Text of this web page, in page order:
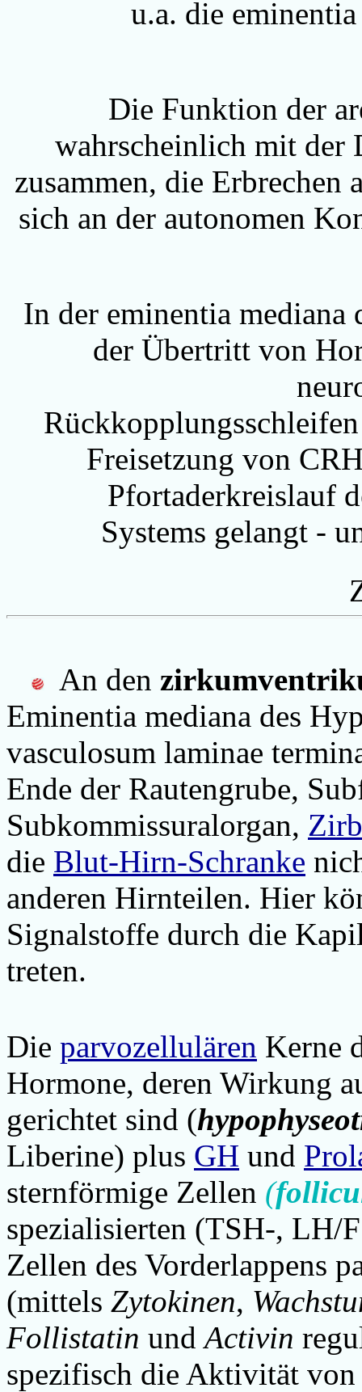
u.a. die
Die Funktion der
wahrscheinlich mit
zusammen, die Erbrechen
sich an der autonomen
In der eminentia mediana
der Übertritt von
Freisetzung von
Pfortaderkreislauf
Systems gelangt -
An den
Eminentia mediana des
vasculosum laminae
Ende der Rautengrube,
Subkommissuralorgan,
die Blut-Hirn-Schranke
anderen Hirnteilen. Hier
Signalstoffe durch die
treten.
Die parvozellulären Kerne
Hormone, deren Wirkung
gerichtet sind (
Liberine) plus GH und
sternförmige Zellen (
spezialisierten (TSH-, LH/
Zellen des Vorderlappens
(mittels Zytokinen,
Follistatin undActivin
spezifisch die Aktivität